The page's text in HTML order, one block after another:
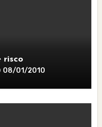
risco
08/01/2010